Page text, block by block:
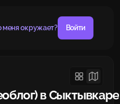
меня окружает? Войти
в Сыктывкаре